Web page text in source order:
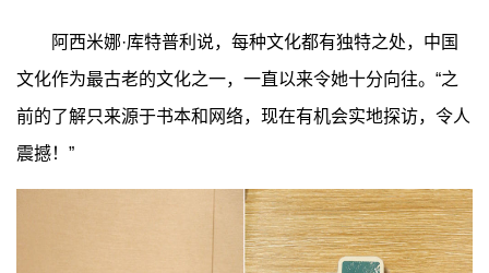
阿西米娜·库特普利说，每种文化都有独特之处，中国
文化作为最古老的文化之一，一直以来令她十分向往。“之
前的了解只来源于书本和网络，现在有机会实地探访，令人
震撼！”